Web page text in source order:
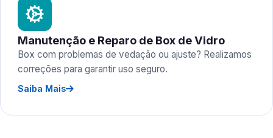
Manutenção e Reparo de Box de Vidro
Box com problemas de vedação ou ajuste? Realizamos
correções para garantir uso seguro.
Saiba Mais